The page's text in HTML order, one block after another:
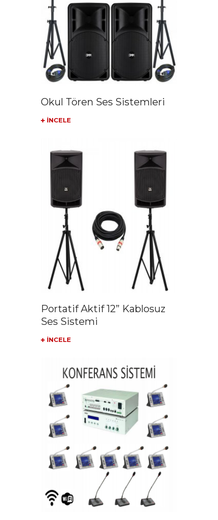
Okul Tören Ses Sistemleri
İNCELE
Portatif Aktif 12” Kablosuz
Ses Sistemi
İNCELE